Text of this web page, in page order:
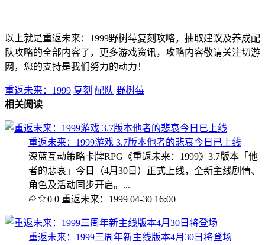
以上就是重返未来：1999野树莓复刻攻略，抽取建议及养成配
队攻略的全部内容了，更多游戏资讯，攻略内容敬请关注切游
网，您的支持是我们努力的动力！
重返未来：1999 复刻 配队 野树莓
相关阅读
重返未来：1999游戏 3.7版本他者的悲哀今日已上线
深蓝互动策略卡牌RPG《重返未来：1999》3.7版本「他
者的悲哀」今日（4月30日）正式上线，全新主线剧情、
角色及活动同步开启。...
0 0 重返未来：1999 04-30 16:00
重返未来：1999三周年新主线版本4月30日将登场